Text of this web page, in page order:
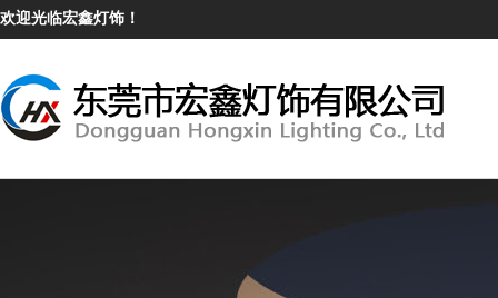
欢迎光临宏鑫灯饰！